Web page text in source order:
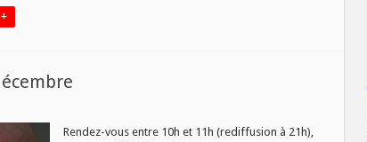
Rendez-vous entre 10h et 11h (rediffusion à 21h),